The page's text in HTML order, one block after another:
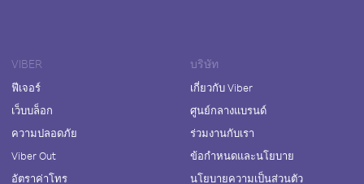
VIBER
ฟีเจอร์
เว็บบล็อก
ความปลอดภัย
Viber Out
อัตราค่าโทร
บริษัท
เกี่ยวกับ Viber
ศูนย์กลางแบรนด์
ร่วมงานกับเรา
ข้อกำหนดและนโยบาย
นโยบายความเป็นส่วนตัว